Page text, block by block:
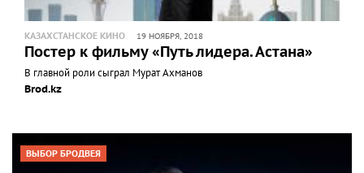
КАЗАХСТАНСКОЕ КИНО 19 НОЯБРЯ, 2018
Постер к фильму «Путь лидера. Астана»
В главной роли сыграл Мурат Ахманов
Brod.kz
ВЫБОР БРОДВЕЯ